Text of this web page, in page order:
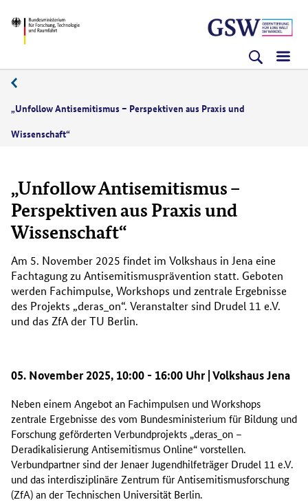
zum
(Eingabetaste)
zum
(Eingabetaste)
zur
(Eingabetaste)
BMFTR
„Unfollow Antisemitismus – Perspektiven aus Praxis und
Wissenschaft“
„Unfollow Antisemitismus –
Perspektiven aus Praxis und
Wissenschaft“
Am 5. November 2025 findet im Volkshaus in Jena eine
Fachtagung zu Antisemitismusprävention statt. Geboten
werden Fachimpulse, Workshops und zentrale Ergebnisse
des Projekts „deras_on“. Veranstalter sind Drudel 11 e.V.
und das ZfA der TU Berlin.
05. November 2025, 10:00 - 16:00 Uhr | Volkshaus Jena
Neben einem Angebot an Fachimpulsen und Workshops
zentrale Ergebnisse des vom Bundesministerium für Bildung und
Forschung geförderten Verbundprojekts „deras_on –
Deradikalisierung Antisemitismus Online“ vorstellen.
Verbundpartner sind der Jenaer Jugendhilfeträger Drudel 11 e.V.
und das interdisziplinäre Zentrum für Antisemitismusforschung
(ZfA) an der Technischen Universität Berlin.